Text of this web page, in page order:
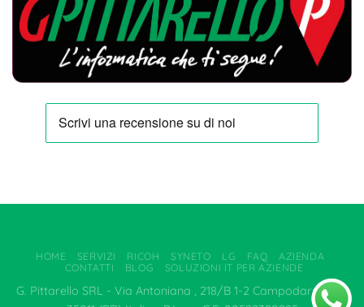
HOME SERVIZI RICOH SYNETO LG FAQ
AZIENDA
CONTATTI
BLOG SOLUZIONI IT PER AZIENDE
G. Pittarello SRL - Via Antoniana , 218/B 1-2 Campodarsego –